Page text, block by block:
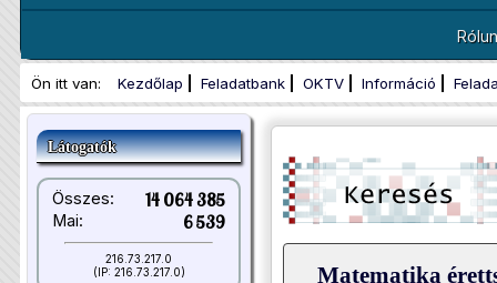
Ön itt van: Kezdőlap Feladatbank OKTV Információ
Látogatók
Összes: 14 064 385
Mai: 6 539
216.73.217.0
(IP: 216.73.217.0)
Matematika